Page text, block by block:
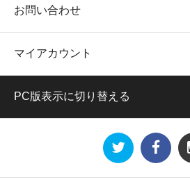
お問い合わせ
マイアカウント
PC版表示に切り替える